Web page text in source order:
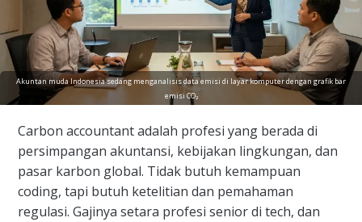
Akuntan muda Indonesia sedang menganalisis data emisi di layar komputer dengan grafik bar
emisi CO₂
Carbon accountant adalah profesi yang berada di
persimpangan akuntansi, kebijakan lingkungan, dan
pasar karbon global. Tidak butuh kemampuan
coding, tapi butuh ketelitian dan pemahaman
regulasi. Gajinya setara profesi senior di tech, dan